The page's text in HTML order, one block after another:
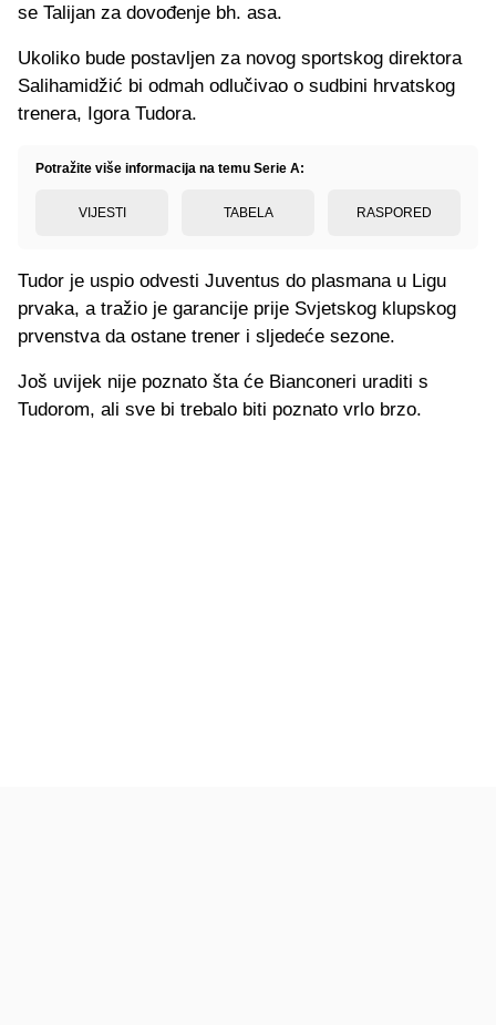
se Talijan za dovođenje bh. asa.
Ukoliko bude postavljen za novog sportskog direktora
Salihamidžić bi odmah odlučivao o sudbini hrvatskog
trenera, Igora Tudora.
Potražite više informacija na temu Serie A:
VIJESTI TABELA RASPORED
Tudor je uspio odvesti Juventus do plasmana u Ligu
prvaka, a tražio je garancije prije Svjetskog klupskog
prvenstva da ostane trener i sljedeće sezone.
Još uvijek nije poznato šta će Bianconeri uraditi s
Tudorom, ali sve bi trebalo biti poznato vrlo brzo.